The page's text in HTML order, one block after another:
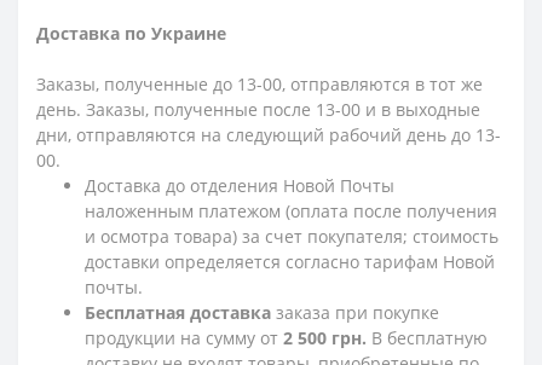
Доставка по Украине
Заказы, полученные до 13-00, отправляются в тот же
день. Заказы, полученные после 13-00 и в выходные
дни, отправляются на следующий рабочий день до 13-
00.
Доставка до отделения Новой Почты
наложенным платежом (оплата после получения
и осмотра товара) за счет покупателя; стоимость
доставки определяется согласно тарифам Новой
почты.
Бесплатная доставка заказа при покупке
продукции на сумму от 2 500 грн. В бесплатную